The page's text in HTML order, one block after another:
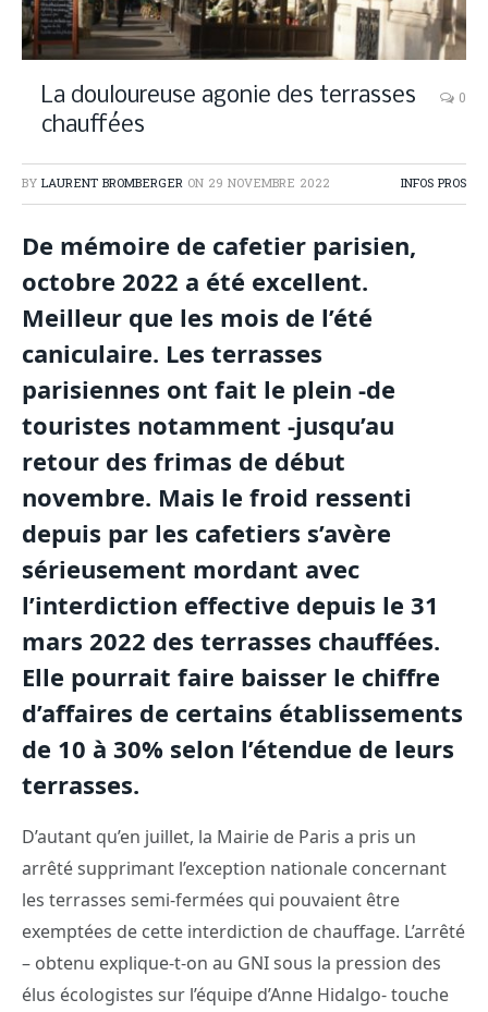
La douloureuse agonie des terrasses
chauffées
0
BY LAURENT BROMBERGER ON 29 NOVEMBRE 2022 INFOS PROS
De mémoire de cafetier parisien,
octobre 2022 a été excellent.
Meilleur que les mois de l’été
caniculaire. Les terrasses
parisiennes ont fait le plein -de
touristes notamment -jusqu’au
retour des frimas de début
novembre. Mais le froid ressenti
depuis par les cafetiers s’avère
sérieusement mordant avec
l’interdiction effective depuis le 31
mars 2022 des terrasses chauffées.
Elle pourrait faire baisser le chiffre
d’affaires de certains établissements
de 10 à 30% selon l’étendue de leurs
terrasses.
D’autant qu’en juillet, la Mairie de Paris a pris un
arrêté supprimant l’exception nationale concernant
les terrasses semi-fermées qui pouvaient être
exemptées de cette interdiction de chauffage. L’arrêté
– obtenu explique-t-on au GNI sous la pression des
élus écologistes sur l’équipe d’Anne Hidalgo- touche